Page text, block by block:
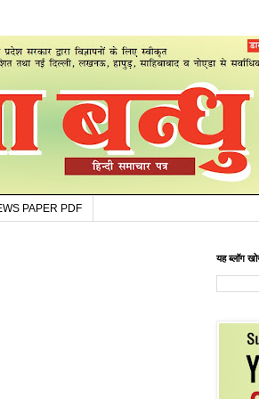
PAPER PDF
यह ब्लॉग